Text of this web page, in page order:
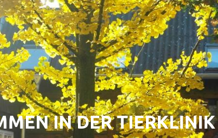
IN DER TIERKLINIK